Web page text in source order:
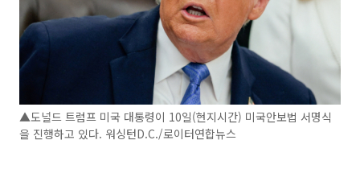
▲도널드 트럼프 미국 대통령이 10일(현지시간) 미국안보법 서명식
을 진행하고 있다. 워싱턴D.C./로이터연합뉴스